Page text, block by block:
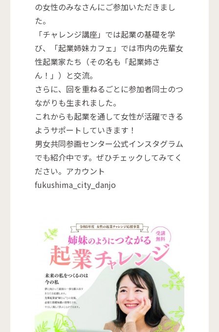
の女性のみなさんにご参加いただきまし
た。
「チャレンジ講座」では起業の基礎を学
び、「起業姉妹カフェ」では市内の先輩女
性起業家たち（その名も「起業姉さ
ん！」）と交流。
さらに、回を重ねるごとに参加者同士のつ
ながりも生まれました。
これからも起業を通して女性が活躍できる
ようサポートしていきます！
男女共同参画センター公式インスタグラム
でも紹介中です。ぜひチェックしてみてく
ださい。アカウント
fukushima_city_danjo